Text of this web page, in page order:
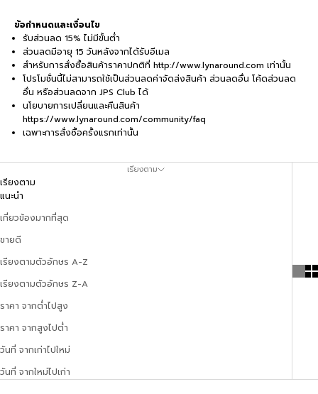
ข้อกำหนดและเงื่อนไข
รับส่วนลด 15% ไม่มีขั้นต่ำ
ส่วนลดมีอายุ 15 วันหลังจากได้รับอีเมล
สำหรับการสั่งซื้อสินค้าราคาปกติที่ http://www.lynaround.com เท่านั้น
โปรโมชั่นนี้ไม่สามารถใช้เป็นส่วนลดค่าจัดส่งสินค้า ส่วนลดอื่น โค้ดส่วนลด
อื่น หรือส่วนลดจาก JPS Club ได้
นโยบายการเปลี่ยนและคืนสินค้า
https://www.lynaround.com/community/faq
เฉพาะการสั่งซื้อครั้งแรกเท่านั้น
เรียงตาม
เรียงตาม
แนะนำ
เกี่ยวข้องมากที่สุด
ขายดี
เรียงตามตัวอักษร A-Z
เรียงตามตัวอักษร Z-A
ราคา จากต่ำไปสูง
ราคา จากสูงไปต่ำ
วันที่ จากเก่าไปใหม่
วันที่ จากใหม่ไปเก่า